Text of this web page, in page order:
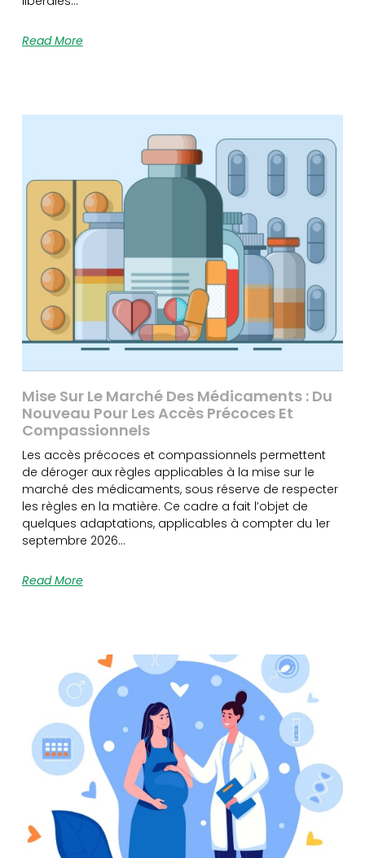
Read More
Mise Sur Le Marché Des Médicaments : Du
Nouveau Pour Les Accès Précoces Et
Compassionnels
Les accès précoces et compassionnels permettent
de déroger aux règles applicables à la mise sur le
marché des médicaments, sous réserve de respecter
les règles en la matière. Ce cadre a fait l’objet de
quelques adaptations, applicables à compter du 1er
septembre 2026…
Read More